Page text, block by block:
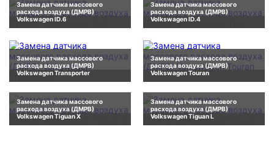
Замена датчика массового
расхода воздуха (ДМРВ)
Volkswagen ID.6
Замена датчика массового
расхода воздуха (ДМРВ)
Volkswagen ID.4
Замена датчика массового
расхода воздуха (ДМРВ)
Volkswagen Transporter
Замена датчика массового
расхода воздуха (ДМРВ)
Volkswagen Touran
Замена датчика массового
расхода воздуха (ДМРВ)
Volkswagen Tiguan X
Замена датчика массового
расхода воздуха (ДМРВ)
Volkswagen Tiguan L